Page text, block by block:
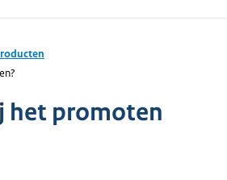
het promoten